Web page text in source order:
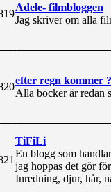
Adele- filmbloggen
Jag skriver om alla
efter regn kommer ?
Alla böcker är redan
TiFiLi
En blogg som
jag hoppas det gör
Inredning, djur, hår,